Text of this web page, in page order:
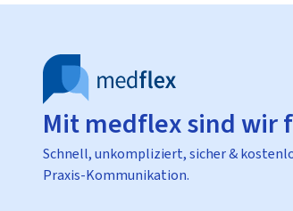
Mit medflex sind wir
Schnell, unkompliziert, sicher &
Praxis-Kommunikation.